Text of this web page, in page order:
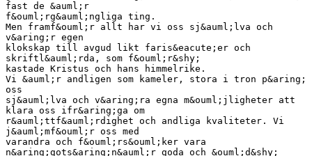
fast de &auml;r
f&ouml;rg&auml;ngliga ting.
Men framf&ouml;r allt har vi oss sj&auml;lva och
v&aring;r egen
klokskap till avgud likt faris&eacute;er och
skriftl&auml;rda, som f&ouml;r&shy;
kastade Kristus och hans himmelrike.
Vi &auml;r andligen som kameler, stora i tron p&aring;
oss
sj&auml;lva och v&aring;ra egna m&ouml;jligheter att
klara oss ifr&aring;ga om
r&auml;ttf&auml;rdighet och andliga kvaliteter. Vi
j&auml;mf&ouml;r oss med
varandra och f&ouml;rs&ouml;ker vara
n&aring;gots&aring;n&auml;r goda och &ouml;d&shy;